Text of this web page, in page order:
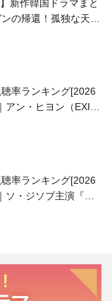
新作韓国ドラマまと
の帰還！孤独な天才
率ランキング[2026
アン・ヒヨン（EXID
率ランキング[2026
ソ・ジソブ主演『エ